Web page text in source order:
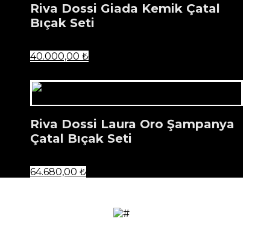
Riva Dossi Giada Kemik Çatal
Bıçak Seti
40.000,00 ₺
Riva Dossi Laura Oro Şampanya
Çatal Bıçak Seti
64.680,00 ₺